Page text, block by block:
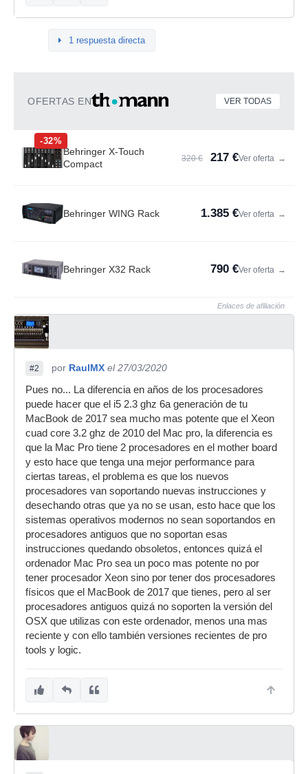
1 respuesta directa
OFERTAS EN VER TODAS
-32%
Behringer X-Touch
Compact
320 € 217 €Ver oferta →
Behringer WING Rack 1.385 €Ver oferta →
Behringer X32 Rack 790 €Ver oferta →
Enlaces de afiliación
#2 por RaulMX el 27/03/2020
Pues no... La diferencia en años de los procesadores
puede hacer que el i5 2.3 ghz 6a generación de tu
MacBook de 2017 sea mucho mas potente que el Xeon
cuad core 3.2 ghz de 2010 del Mac pro, la diferencia es
que la Mac Pro tiene 2 procesadores en el mother board
y esto hace que tenga una mejor performance para
ciertas tareas, el problema es que los nuevos
procesadores van soportando nuevas instrucciones y
desechando otras que ya no se usan, esto hace que los
sistemas operativos modernos no sean soportandos en
procesadores antiguos que no soportan esas
instrucciones quedando obsoletos, entonces quizá el
ordenador Mac Pro sea un poco mas potente no por
tener procesador Xeon sino por tener dos procesadores
físicos que el MacBook de 2017 que tienes, pero al ser
procesadores antiguos quizá no soporten la versión del
OSX que utilizas con este ordenador, menos una mas
reciente y con ello también versiones recientes de pro
tools y logic.